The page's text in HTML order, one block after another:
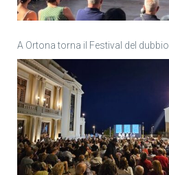
A Ortona torna il Festival del dubbio